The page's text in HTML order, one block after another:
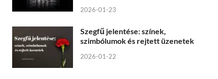
2026-01-23
Szegfű jelentése: színek,
szimbólumok és rejtett üzenetek
2026-01-22